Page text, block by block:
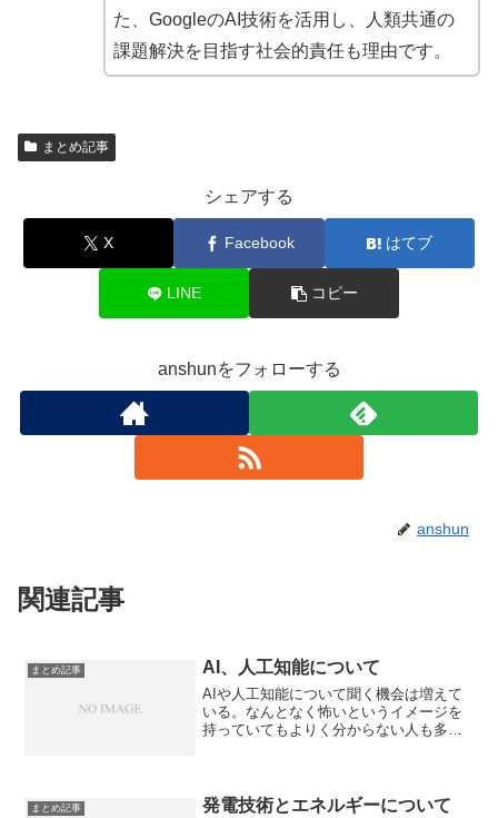
た、GoogleのAI技術を活用し、人類共通の
課題解決を目指す社会的責任も理由です。
まとめ記事
シェアする
X Facebook はてブ
LINE コピー
anshunをフォローする
anshun
関連記事
まとめ記事 AI、人工知能について
AIや人工知能について聞く機会は増えて
いる。なんとなく怖いというイメージを
持っていてもよりく分からない人も多い
ます。
まとめ記事 発電技術とエネルギーについて